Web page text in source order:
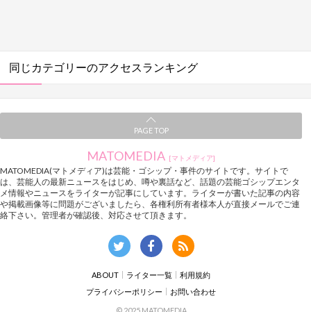
同じカテゴリーのアクセスランキング
PAGE TOP
MATOMEDIA [マトメディア]
MATOMEDIA(マトメディア)は芸能・ゴシップ・事件のサイトです。サイトで
は、芸能人の最新ニュースをはじめ、噂や裏話など、話題の芸能ゴシップエンタ
メ情報やニュースをライターが記事にしています。ライターが書いた記事の内容
や掲載画像等に問題がございましたら、各権利所有者様本人が直接メールでご連
絡下さい。管理者が確認後、対応させて頂きます。
ABOUT ライター一覧
利用規約
プライバシーポリシー
お問い合わせ